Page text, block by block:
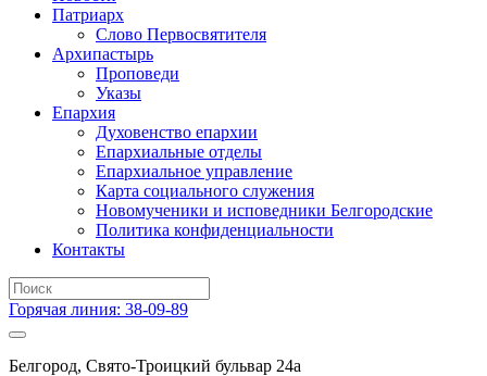
Патриарх
Слово Первосвятителя
Архипастырь
Проповеди
Указы
Епархия
Духовенство епархии
Епархиальные отделы
Епархиальное управление
Карта социального служения
Новомученики и исповедники Белгородские
Политика конфиденциальности
Контакты
Горячая линия: 38-09-89
Белгород, Свято-Троицкий бульвар 24а